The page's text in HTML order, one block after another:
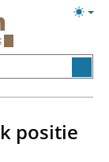
positie